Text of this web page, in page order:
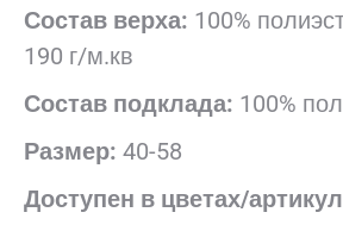
Состав верха: 100%
190 г/м.кв
Состав подклада: 100%
Размер: 40-58
Доступен в цветах/